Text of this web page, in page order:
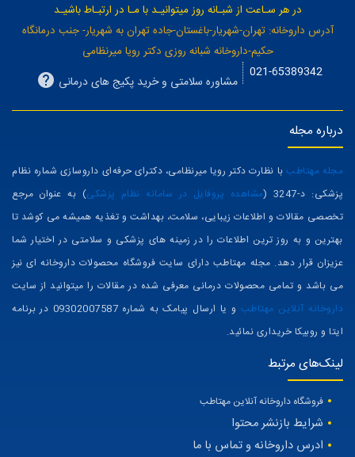
در هر سـاعت از شبـانه روز میتوانیـد با مـا در ارتبـاط باشیـد
آدرس داروخانه: تهران-شهریار-باغستان-جاده تهران به شهریار- جنب درمانگاه
حکیم-داروخانه شبانه روزی دکتر رویا میرنظامی
021-65389342
مشاوره سلامتی و خرید پکیج های درمانی
درباره مجله
مجله مهتاطببا نظارت دکتر رویا میرنظامی، دکترای حرفه‌ای داروسازی شماره نظام
پزشکی: د-3247 (
مشاهده پروفایل در سامانه نظام پزشکی) به عنوان مرجع
تخصصی مقالات و اطلاعات زیبایی، سلامت، بهداشت و تغذیه همیشه می کوشد تا
بهترین و به روز ترین اطلاعات را در زمینه های پزشکی و سلامتی در اختیار شما
عزیزان قرار دهد. مجله مهتاطب دارای سایت فروشگاه محصولات داروخانه ای نیز
می باشد و تمامی محصولات درمانی معرفی شده در مقالات را میتوانید از سایت
داروخانه آنلاین مهتاطب
و یا ارسال پیامک به شماره 09302007587 در برنامه
ایتا و روبیکا خریداری نمائید.
لینک‌های مرتبط
فروشگاه داروخانه آنلاین مهتاطب
شرایط بازنشر محتوا
ادرس داروخانه و تماس با ما